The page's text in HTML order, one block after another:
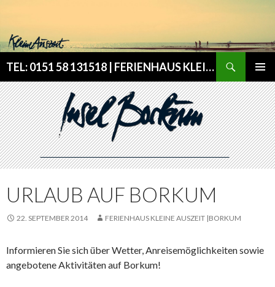
TEL: 0151 58 131518 | FERIENHAUS KLEINE AUSZEIT | (allergikerfreundlich, Rauchen & Haustiere nicht gestattet)
URLAUB AUF BORKUM
22. SEPTEMBER 2014 FERIENHAUS KLEINE AUSZEIT |BORKUM
Informieren Sie sich über Wetter, Anreisemöglichkeiten sowie
angebotene Aktivitäten auf Borkum!